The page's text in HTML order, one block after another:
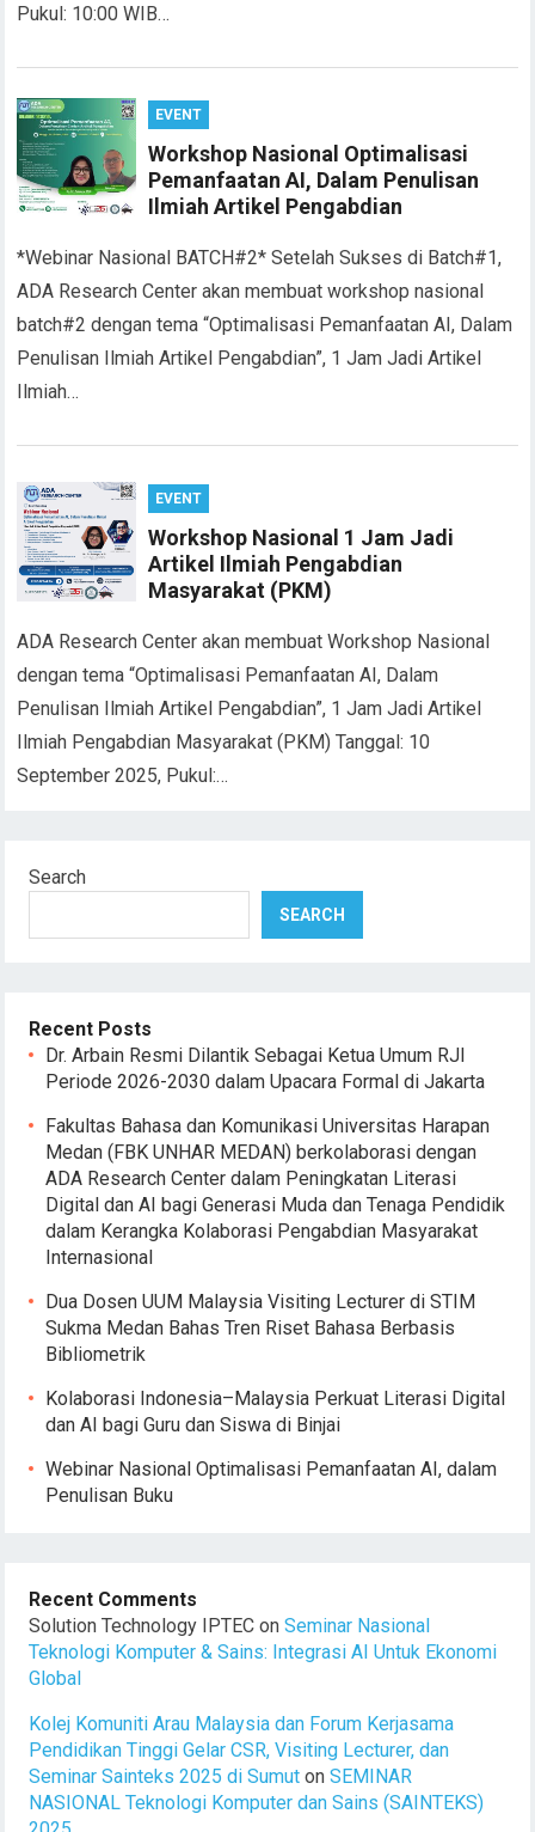
Pukul: 10:00 WIB…
EVENT
Workshop Nasional Optimalisasi
Pemanfaatan AI, Dalam Penulisan
Ilmiah Artikel Pengabdian
*Webinar Nasional BATCH#2* Setelah Sukses di Batch#1,
ADA Research Center akan membuat workshop nasional
batch#2 dengan tema “Optimalisasi Pemanfaatan AI, Dalam
Penulisan Ilmiah Artikel Pengabdian”, 1 Jam Jadi Artikel
Ilmiah…
EVENT
Workshop Nasional 1 Jam Jadi
Artikel Ilmiah Pengabdian
Masyarakat (PKM)
ADA Research Center akan membuat Workshop Nasional
dengan tema “Optimalisasi Pemanfaatan AI, Dalam
Penulisan Ilmiah Artikel Pengabdian”, 1 Jam Jadi Artikel
Ilmiah Pengabdian Masyarakat (PKM) Tanggal: 10
September 2025, Pukul:…
Search
SEARCH
Recent Posts
Dr. Arbain Resmi Dilantik Sebagai Ketua Umum RJI
Periode 2026-2030 dalam Upacara Formal di Jakarta
Fakultas Bahasa dan Komunikasi Universitas Harapan
Medan (FBK UNHAR MEDAN) berkolaborasi dengan
ADA Research Center dalam Peningkatan Literasi
Digital dan AI bagi Generasi Muda dan Tenaga Pendidik
dalam Kerangka Kolaborasi Pengabdian Masyarakat
Internasional
Dua Dosen UUM Malaysia Visiting Lecturer di STIM
Sukma Medan Bahas Tren Riset Bahasa Berbasis
Bibliometrik
Kolaborasi Indonesia–Malaysia Perkuat Literasi Digital
dan AI bagi Guru dan Siswa di Binjai
Webinar Nasional Optimalisasi Pemanfaatan AI, dalam
Penulisan Buku
Recent Comments
Solution Technology IPTEC onSeminar Nasional
Teknologi Komputer & Sains: Integrasi AI Untuk Ekonomi
Global
Kolej Komuniti Arau Malaysia dan Forum Kerjasama
Pendidikan Tinggi Gelar CSR, Visiting Lecturer, dan
Seminar Sainteks 2025 di Sumut onSEMINAR
NASIONAL Teknologi Komputer dan Sains (SAINTEKS)